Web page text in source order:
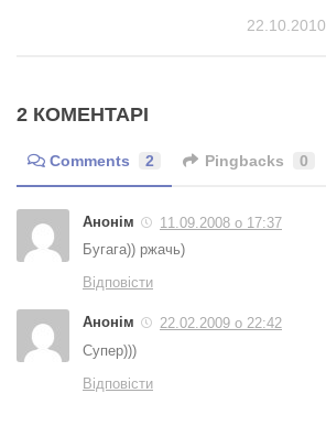
22.10.2010
2 КОМЕНТАРІ
Comments 2 Pingbacks 0
Анонім
11.09.2008 о 17:37
Бугага)) ржачь)
Відповісти
Анонім
22.02.2009 о 22:42
Супер)))
Відповісти